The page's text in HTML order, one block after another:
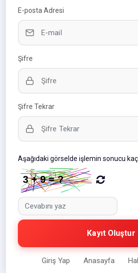
E-posta Adresi
Şifre
Şifre Tekrar
Aşağıdaki görselde işlemin sonucu
Kayıt Oluştur
Giriş Yap Anasayfa